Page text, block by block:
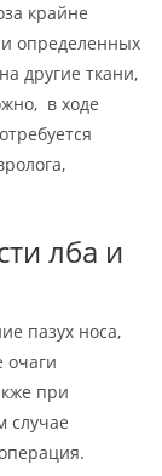
крайне
определенных
другие ткани,
в ходе
лба и
пазух носа,
очаги
при
случае